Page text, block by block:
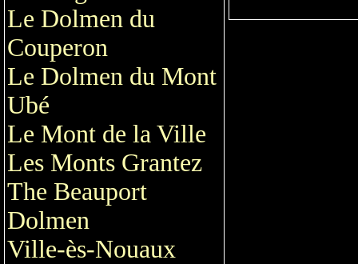
Le Dolmen du
Couperon
Le Dolmen du Mont
Ubé
Le Mont de la Ville
Les Monts Grantez
The Beauport
Dolmen
Ville-ès-Nouaux